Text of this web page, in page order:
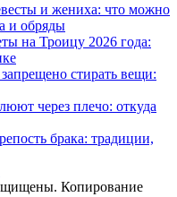
и жениха: что можно
и обряды
на Троицу 2026 года:
стирать вещи:
через плечо: откуда
брака: традиции,
Копирование